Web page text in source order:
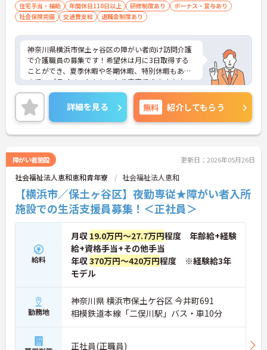
住宅手当・補助 年間休日110日以上 研修制度あり
ボーナス・賞与あり
社会保険完備
交通費支給 退職金制度あり
神奈川県横浜市保土ヶ谷区の障がい者向け訪問介護
で介護職員の募集です！希望休は月に3日取得する
ことができ、夏季休暇や冬期休暇、特別休暇もある
ので、プライベートもしっかり充実できます♪ま
た、無資格、未経験の方でも応募可能なので、これ
から介護業界に挑戦したいという方にピッタリの職
場です♪ご興味のある方は、面接ポイントをお伝え
しますので、お気軽にご連絡ください。
詳細を見る 無料 紹介してもらう
障がい者施設 更新日：2026年05月26日
社会福祉法人恵和恵和青年寮 社会福祉法人恵和
【横浜市／保土ヶ谷区】夜勤専従★障がい者入所
施設での生活支援員募集！＜正社員＞
給料
月収 19.0万円～27.7万円程度 年齢給+経験
給+資格手当+その他手当
年収370万円～420万円程度 ※経験給3年
モデル
勤務地
神奈川県 横浜市保土ケ谷区 今井町691
相模鉄道本線「二俣川駅」バス・車10分
正社員(正職員)